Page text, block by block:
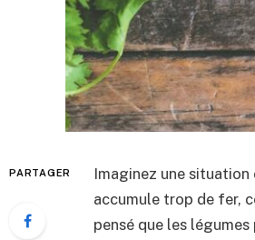
PARTAGER
Imaginez une
accumule trop de fer,
pensé que les